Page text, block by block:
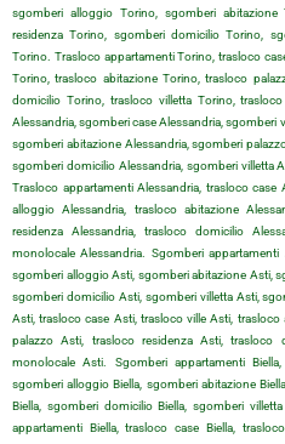
sgomberi alloggio Torino, sgomberi
residenza Torino, sgomberi domicilio Torino,
Torino. Trasloco appartamenti Torino, trasloco
Torino, trasloco abitazione Torino, trasloco
domicilio Torino, trasloco villetta Torino,
Alessandria, sgomberi case Alessandria, sgomberi
sgomberi abitazione Alessandria, sgomberi
sgomberi domicilio Alessandria, sgomberi villetta
Trasloco appartamenti Alessandria, trasloco case
alloggio Alessandria, trasloco abitazione
residenza Alessandria, trasloco domicilio
monolocale Alessandria. Sgomberi
sgomberi alloggio Asti, sgomberi abitazione Asti,
sgomberi domicilio Asti, sgomberi villetta Asti,
Asti, trasloco case Asti, trasloco ville Asti,
palazzo Asti, trasloco residenza Asti, trasloco
monolocale Asti. Sgomberi appartamenti
sgomberi alloggio Biella, sgomberi abitazione
Biella, sgomberi domicilio Biella, sgomberi
appartamenti Biella, trasloco case Biella,